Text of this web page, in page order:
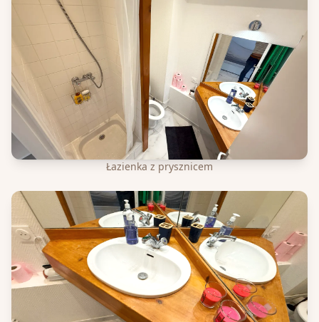
Łazienka z prysznicem